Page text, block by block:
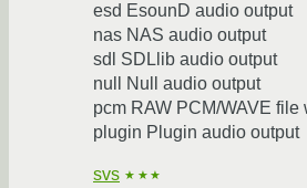
esd EsounD audio output
nas NAS audio output
sdl SDLlib audio output
null Null audio output
pcm RAW PCM/WAVE file
plugin Plugin audio output
svs ★★★